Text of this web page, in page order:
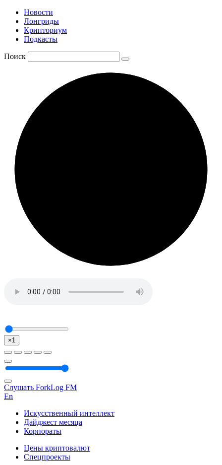
Новости
Лонгриды
Крипториум
Подкасты
Поиск
×1
Слушать ForkLog FM
En
Искусственный интеллект
Дайджест месяца
Корпораты
Цены криптовалют
Спецпроекты